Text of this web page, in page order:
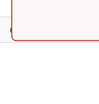
HOME